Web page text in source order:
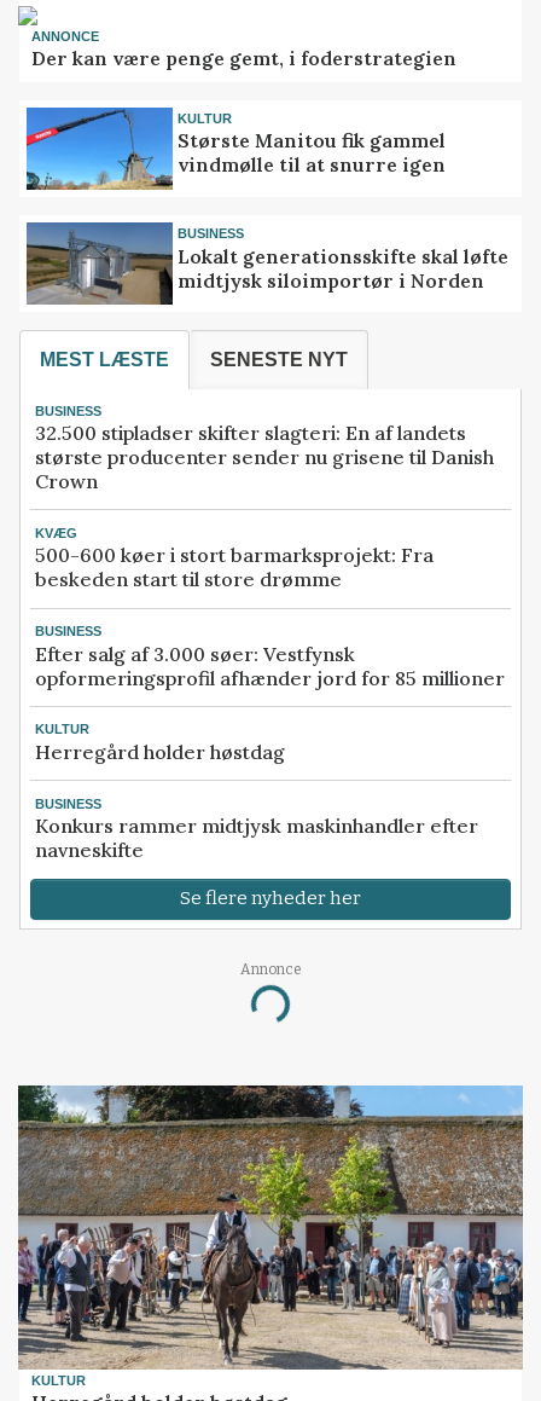
ANNONCE
Der kan være penge gemt, i foderstrategien
KULTUR
Største Manitou fik gammel
vindmølle til at snurre igen
BUSINESS
Lokalt generationsskifte skal løfte
midtjysk siloimportør i Norden
MEST LÆSTE SENESTE NYT
BUSINESS
32.500 stipladser skifter slagteri: En af landets
største producenter sender nu grisene til Danish
Crown
KVÆG
500-600 køer i stort barmarksprojekt: Fra
beskeden start til store drømme
BUSINESS
Efter salg af 3.000 søer: Vestfynsk
opformeringsprofil afhænder jord for 85 millioner
KULTUR
Herregård holder høstdag
BUSINESS
Konkurs rammer midtjysk maskinhandler efter
navneskifte
Se flere nyheder her
Annonce
Loading...
KULTUR